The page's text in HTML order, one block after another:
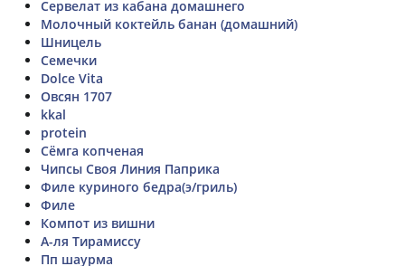
Сервелат из кабана домашнего
Молочный коктейль банан (домашний)
Шницель
Семечки
Dolce Vita
Овсян 1707
kkal
protein
Сёмга копченая
Чипсы Своя Линия Паприка
Филе куриного бедра(э/гриль)
Филе
Компот из вишни
А-ля Тирамиссу
Пп шаурма